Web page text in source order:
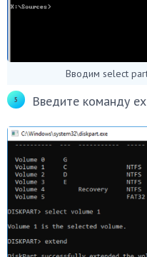
Вводим select
Введите команду